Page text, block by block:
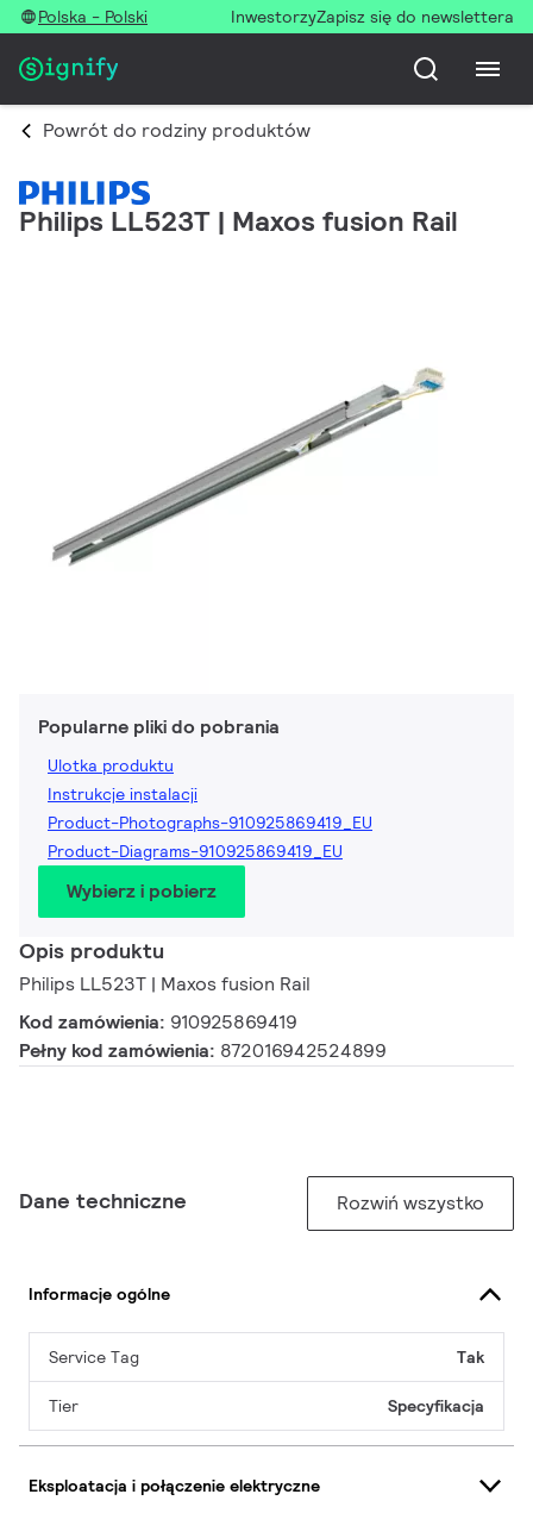
Polska - Polski InwestorzyZapisz się do newslettera
Powrót do rodziny produktów
Philips LL523T | Maxos fusion Rail
Popularne pliki do pobrania
Ulotka produktu
Instrukcje instalacji
Product-Photographs-910925869419_EU
Product-Diagrams-910925869419_EU
Wybierz i pobierz
Opis produktu
Philips LL523T | Maxos fusion Rail
Kod zamówienia: 910925869419
Pełny kod zamówienia: 872016942524899
Dane techniczne Rozwiń wszystko
Informacje ogólne
Service Tag Tak
Tier Specyfikacja
Eksploatacja i połączenie elektryczne